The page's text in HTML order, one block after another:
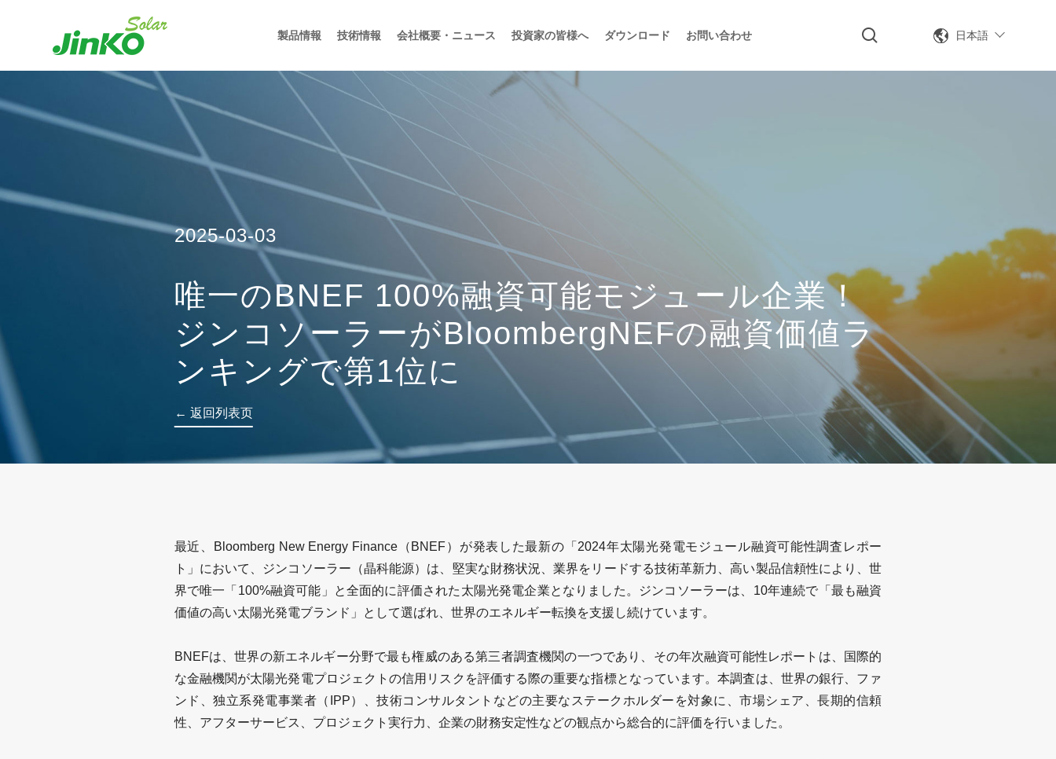
製品情報 技術情報 会社概要・ニュース 投資家の皆様へ ダウンロード お問い合わせ 日本語
2025-03-03
唯一のBNEF 100%融資可能モジュール企業！
ジンコソーラーがBloombergNEFの融資価値ラ
ンキングで第1位に
← 返回列表页
最近、 Bloomberg New Energy Finance （ BNEF）が発表した最新の「 2024年太陽光発電モジュール融資可能性調査レポー
ト」において、ジンコソーラー（晶科能源）は、堅実な財務状況、業界をリードする技術革新力、高い製品信頼性により、世
界で唯一「 100%融資可能」と全面的に評価された太陽光発電企業となりました。ジンコソーラーは、 10年連続で「最も融資
価値の高い太陽光発電ブランド」として選ばれ、世界のエネルギー転換を支援し続けています。
BNEFは、世界の新エネルギー分野で最も権威のある第三者調査機関の一つであり、その年次融資可能性レポートは、国際的
な金融機関が太陽光発電プロジェクトの信用リスクを評価する際の重要な指標となっています。本調査は、世界の銀行、ファ
ンド、独立系発電事業者（ IPP）、技術コンサルタントなどの主要なステークホルダーを対象に、市場シェア、長期的信頼
性、アフターサービス、プロジェクト実行力、企業の財務安定性などの観点から総合的に評価を行いました。